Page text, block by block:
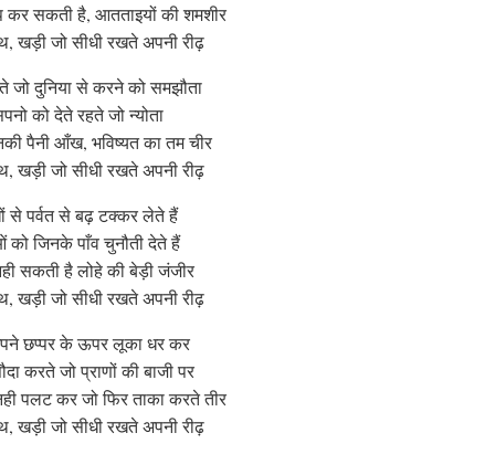
कर सकती है, आतताइयों की शमशीर
खड़ी जो सीधी रखते अपनी रीढ़
जो दुनिया से करने को समझौता
को देते रहते जो न्योता
पैनी आँख, भविष्यत का तम चीर
खड़ी जो सीधी रखते अपनी रीढ़
से पर्वत से बढ़ टक्कर लेते हैं
को जिनके पाँव चुनौती देते हैं
सकती है लोहे की बेड़ी जंजीर
खड़ी जो सीधी रखते अपनी रीढ़
छप्पर के ऊपर लूका धर कर
करते जो प्राणों की बाजी पर
पलट कर जो फिर ताका करते तीर
खड़ी जो सीधी रखते अपनी रीढ़